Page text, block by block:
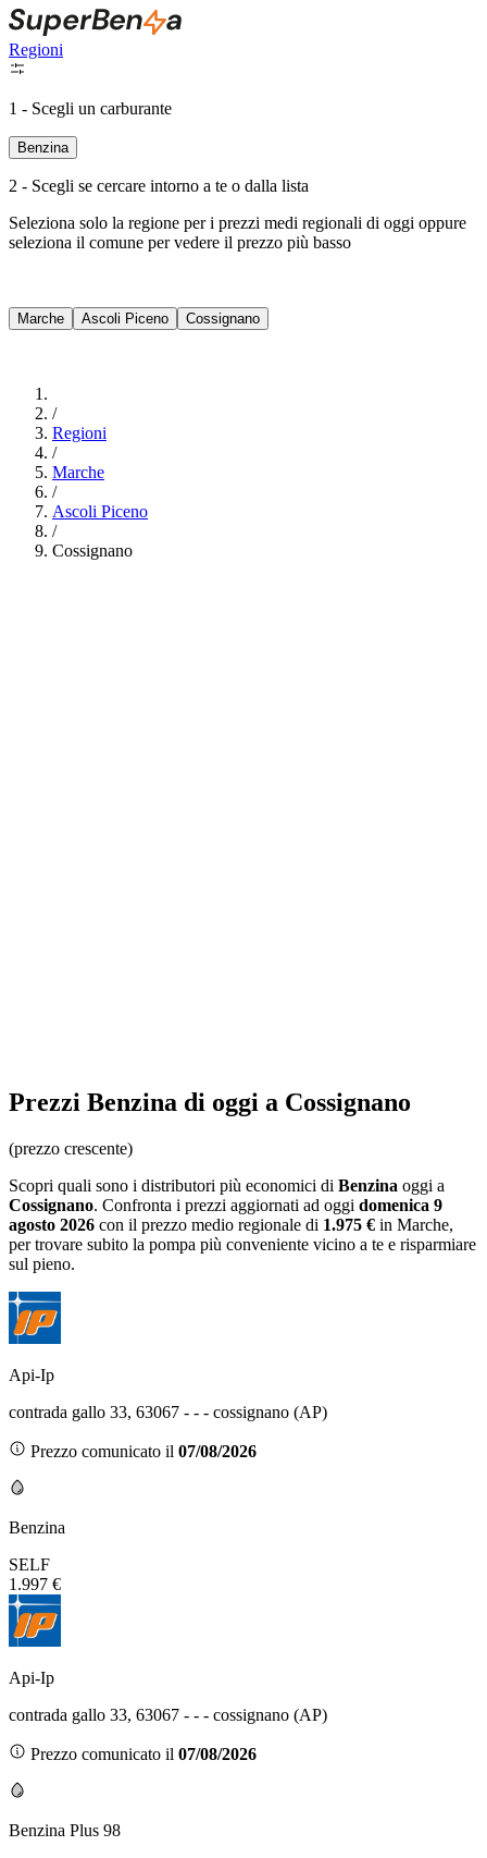
Regioni
1 - Scegli un carburante
Benzina
2 - Scegli se cercare intorno a te o dalla lista
Seleziona solo la regione per i prezzi medi regionali di oggi oppure
seleziona il comune per vedere il prezzo più basso
Marche Ascoli Piceno Cossignano
/
Regioni
/
Marche
/
Ascoli Piceno
/
Cossignano
Prezzi Benzina di oggi a Cossignano
(prezzo crescente)
Scopri quali sono i distributori più economici di Benzina oggi a
Cossignano. Confronta i prezzi aggiornati ad oggi domenica 9
agosto 2026 con il prezzo medio regionale di 1.975 € in Marche,
per trovare subito la pompa più conveniente vicino a te e risparmiare
sul pieno.
Api-Ip
contrada gallo 33, 63067 - - - cossignano (AP)
Prezzo comunicato il 07/08/2026
Benzina
SELF
1.997 €
Api-Ip
contrada gallo 33, 63067 - - - cossignano (AP)
Prezzo comunicato il 07/08/2026
Benzina Plus 98